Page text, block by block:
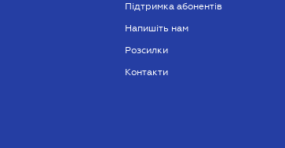
Підтримка абонентів
Напишіть нам
Розсилки
Контакти